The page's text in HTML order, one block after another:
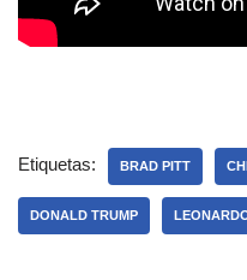
Etiquetas: BRAD PITT
DONALD TRUMP